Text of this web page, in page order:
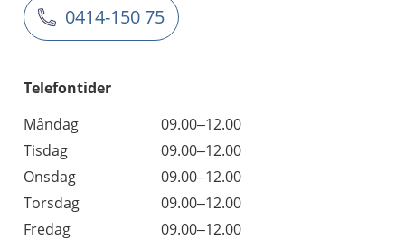
0414-150 75
Telefontider
Måndag
09.00–12.00
Tisdag
09.00–12.00
Onsdag
09.00–12.00
Torsdag
09.00–12.00
Fredag
09.00–12.00